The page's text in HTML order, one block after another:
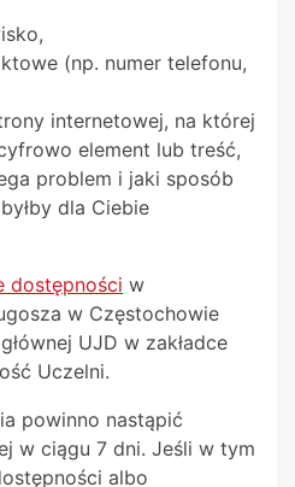
(np. numer telefonu,
internetowej, na której
element lub treść,
problem i jaki sposób
dla Ciebie
dostępności w
w Częstochowie
UJD w zakładce
Uczelni.
powinno nastąpić
w ciągu 7 dni. Jeśli w tym
albo